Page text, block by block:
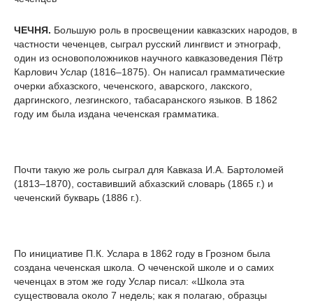
ЧЕЧНЯ. Большую роль в просвещении кавказских народов, в
частности чеченцев, сыграл русский лингвист и этнограф,
один из основоположников научного кавказоведения Пётр
Карлович Услар (1816–1875). Он написал грамматические
очерки абхазского, чеченского, аварского, лакского,
даргинского, лезгинского, табасаранского языков. В 1862
году им была издана чеченская грамматика.
Почти такую же роль сыграл для Кавказа И.А. Бартоломей
(1813–1870), составивший абхазский словарь (1865 г.) и
чеченский букварь (1886 г.).
По инициативе П.К. Услара в 1862 году в Грозном была
создана чеченская школа. О чеченской школе и о самих
чеченцах в этом же году Услар писал: «Школа эта
существовала около 7 недель; как я полагаю, образцы